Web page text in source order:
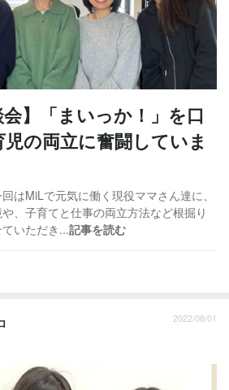
会】「まいっか！」を口
の両立に奮闘していま
はMiLで元気に働く現役ママさん達に、
、子育てと仕事の両立方法など根掘り
いただき...記事を読む
2022/08/01